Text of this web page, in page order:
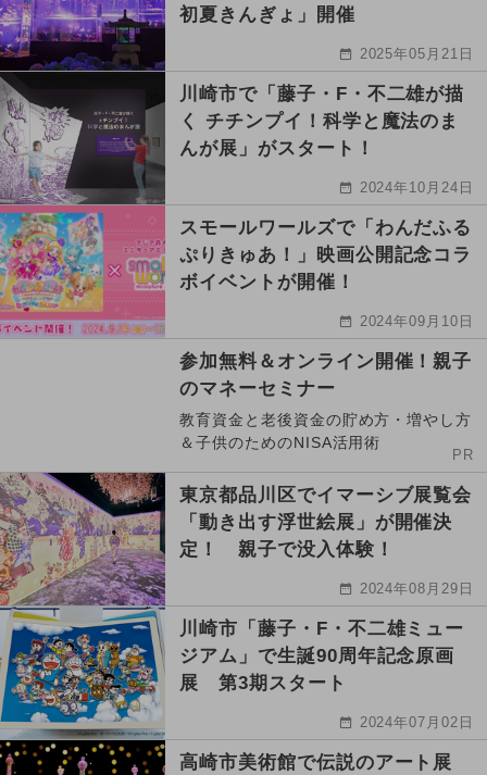
初夏きんぎょ」開催
2025年05月21日
川崎市で「藤子・F・不二雄が描
く チチンプイ！科学と魔法のま
んが展」がスタート！
2024年10月24日
スモールワールズで「わんだふる
ぷりきゅあ！」映画公開記念コラ
ボイベントが開催！
2024年09月10日
参加無料＆オンライン開催！親子
のマネーセミナー
教育資金と老後資金の貯め方・増やし方
＆子供のためのNISA活用術
PR
東京都品川区でイマーシブ展覧会
「動き出す浮世絵展」が開催決
定！ 親子で没入体験！
2024年08月29日
川崎市「藤子・F・不二雄ミュー
ジアム」で生誕90周年記念原画
展 第3期スタート
2024年07月02日
高崎市美術館で伝説のアート展